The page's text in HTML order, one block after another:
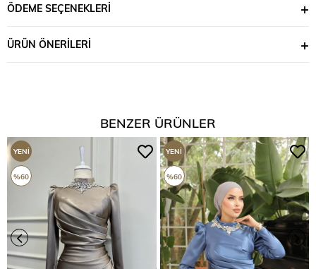
ÖDEME SEÇENEKLERI
ÜRÜN ÖNERILERI
BENZER ÜRÜNLER
YENI
ÜRÜN
%60
YENI
ÜRÜN
%60